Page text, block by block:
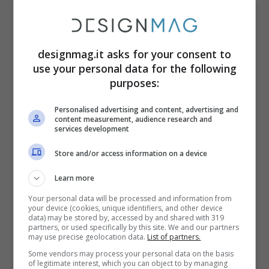
linee morbide e ricurve. I divani saranno
piacimento. Sarà proprio con i cuscini che
potrete sbizzarrirvi un po’ di più nella
personalizzare il vostrosalotto shabby
Chi ama di più le atmosfere campestri
potrà optare per divani dalle fantasie
floreali nelle delicate tonalità pastello di
chiara ispirazione primaverile; chi invece
predilige gli ambienti marittimi trarrà
designmag.it asks for your consent to
use your personal data for the following
purposes:
Personalised advertising and content, advertising and
content measurement, audience research and
services development
Store and/or access information on a device
Learn more
Your personal data will be processed and information from
your device (cookies, unique identifiers, and other device
data) may be stored by, accessed by and shared with 319
partners, or used specifically by this site. We and our partners
may use precise geolocation data. List of partners.
Some vendors may process your personal data on the basis
of legitimate interest, which you can object to by managing